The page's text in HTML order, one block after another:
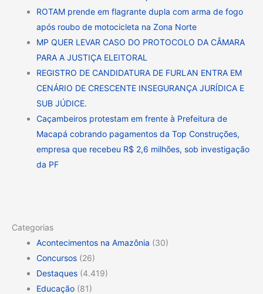
ROTAM prende em flagrante dupla com arma de fogo
após roubo de motocicleta na Zona Norte
MP QUER LEVAR CASO DO PROTOCOLO DA CÂMARA
PARA A JUSTIÇA ELEITORAL
REGISTRO DE CANDIDATURA DE FURLAN ENTRA EM
CENÁRIO DE CRESCENTE INSEGURANÇA JURÍDICA E
SUB JÚDICE.
Caçambeiros protestam em frente à Prefeitura de
Macapá cobrando pagamentos da Top Construções,
empresa que recebeu R$ 2,6 milhões, sob investigação
da PF
Categorias
Acontecimentos na Amazônia (30)
Concursos (26)
Destaques (4.419)
Educação (81)